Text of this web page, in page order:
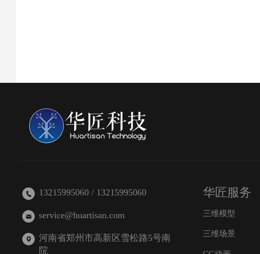
13215995060 / 13215995060
service@huartisan.com
河南省郑州市高新区雪松路5号南
院
华匠服务
三维模型
三维场景